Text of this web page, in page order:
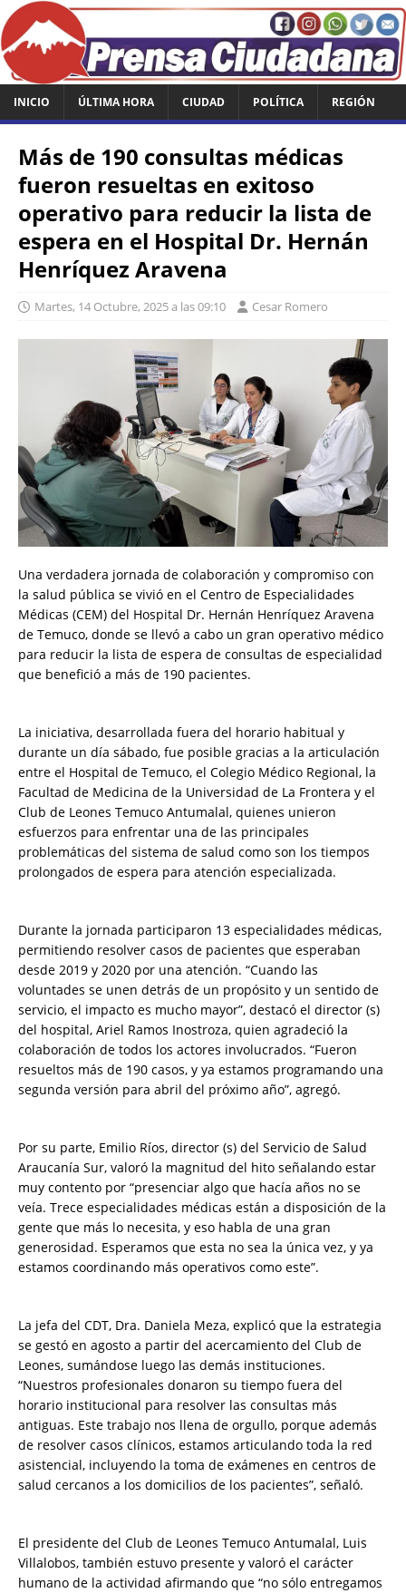
INICIO ÚLTIMA HORA CIUDAD POLÍTICA REGIÓN
Más de 190 consultas médicas
fueron resueltas en exitoso
operativo para reducir la lista de
espera en el Hospital Dr. Hernán
Henríquez Aravena
Martes, 14 Octubre, 2025 a las 09:10 Cesar Romero
Una verdadera jornada de colaboración y compromiso con
la salud pública se vivió en el Centro de Especialidades
Médicas (CEM) del Hospital Dr. Hernán Henríquez Aravena
de Temuco, donde se llevó a cabo un gran operativo médico
para reducir la lista de espera de consultas de especialidad
que benefició a más de 190 pacientes.
La iniciativa, desarrollada fuera del horario habitual y
durante un día sábado, fue posible gracias a la articulación
entre el Hospital de Temuco, el Colegio Médico Regional, la
Facultad de Medicina de la Universidad de La Frontera y el
Club de Leones Temuco Antumalal, quienes unieron
esfuerzos para enfrentar una de las principales
problemáticas del sistema de salud como son los tiempos
prolongados de espera para atención especializada.
Durante la jornada participaron 13 especialidades médicas,
permitiendo resolver casos de pacientes que esperaban
desde 2019 y 2020 por una atención. “Cuando las
voluntades se unen detrás de un propósito y un sentido de
servicio, el impacto es mucho mayor”, destacó el director (s)
del hospital, Ariel Ramos Inostroza, quien agradeció la
colaboración de todos los actores involucrados. “Fueron
resueltos más de 190 casos, y ya estamos programando una
segunda versión para abril del próximo año”, agregó.
Por su parte, Emilio Ríos, director (s) del Servicio de Salud
Araucanía Sur, valoró la magnitud del hito señalando estar
muy contento por “presenciar algo que hacía años no se
veía. Trece especialidades médicas están a disposición de la
gente que más lo necesita, y eso habla de una gran
generosidad. Esperamos que esta no sea la única vez, y ya
estamos coordinando más operativos como este”.
La jefa del CDT, Dra. Daniela Meza, explicó que la estrategia
se gestó en agosto a partir del acercamiento del Club de
Leones, sumándose luego las demás instituciones.
“Nuestros profesionales donaron su tiempo fuera del
horario institucional para resolver las consultas más
antiguas. Este trabajo nos llena de orgullo, porque además
de resolver casos clínicos, estamos articulando toda la red
asistencial, incluyendo la toma de exámenes en centros de
salud cercanos a los domicilios de los pacientes”, señaló.
El presidente del Club de Leones Temuco Antumalal, Luis
Villalobos, también estuvo presente y valoró el carácter
humano de la actividad afirmando que “no sólo entregamos